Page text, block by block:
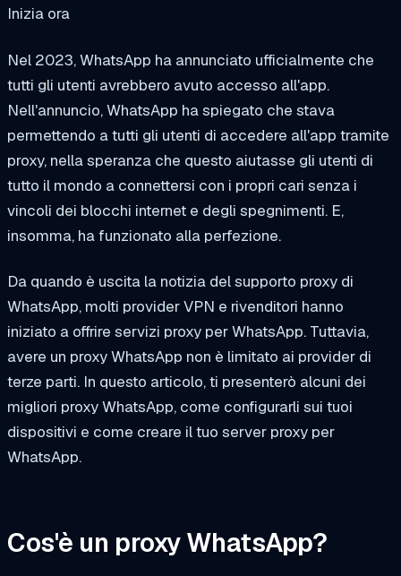
Inizia ora
Nel 2023, WhatsApp ha annunciato ufficialmente che
tutti gli utenti avrebbero avuto accesso all'app.
Nell'annuncio, WhatsApp ha spiegato che stava
permettendo a tutti gli utenti di accedere all'app tramite
proxy, nella speranza che questo aiutasse gli utenti di
tutto il mondo a connettersi con i propri cari senza i
vincoli dei blocchi internet e degli spegnimenti. E,
insomma, ha funzionato alla perfezione.
Da quando è uscita la notizia del supporto proxy di
WhatsApp, molti provider VPN e rivenditori hanno
iniziato a offrire servizi proxy per WhatsApp. Tuttavia,
avere un proxy WhatsApp non è limitato ai provider di
terze parti. In questo articolo, ti presenterò alcuni dei
migliori proxy WhatsApp, come configurarli sui tuoi
dispositivi e come creare il tuo server proxy per
WhatsApp.
Cos'è un proxy WhatsApp?